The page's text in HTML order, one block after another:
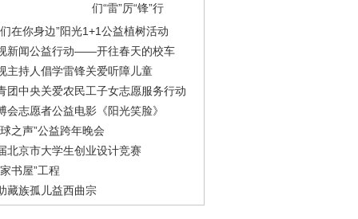
们“雷”厉“锋”行
在你身边”阳光1+1公益植树活动
新闻公益行动——开往春天的校车
主持人倡学雷锋关爱听障儿童
团中央关爱农民工子女志愿服务行动
会志愿者公益电影《阳光笑脸》
之声”公益跨年晚会
北京市大学生创业设计竞赛
书屋”工程
藏族孤儿益西曲宗